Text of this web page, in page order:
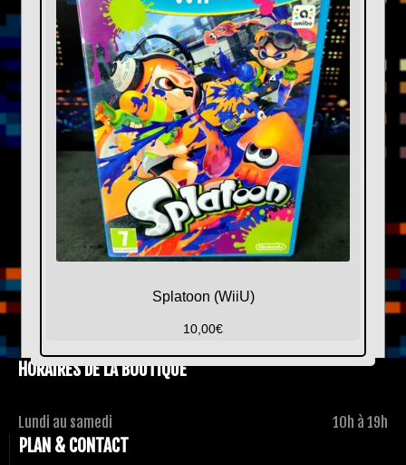
Splatoon (WiiU)
10,00€
HORAIRES DE LA BOUTIQUE
Lundi au samedi 10h à 19h
PLAN & CONTACT